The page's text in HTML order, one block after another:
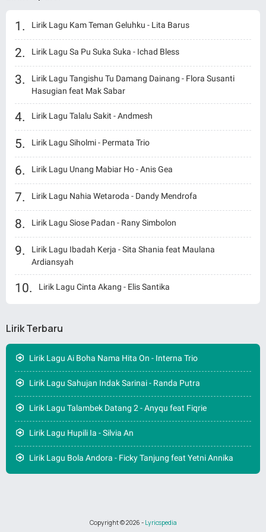
Lirik Lagu Kam Teman Geluhku - Lita Barus
Lirik Lagu Sa Pu Suka Suka - Ichad Bless
Lirik Lagu Tangishu Tu Damang Dainang - Flora Susanti
Hasugian feat Mak Sabar
Lirik Lagu Talalu Sakit - Andmesh
Lirik Lagu Siholmi - Permata Trio
Lirik Lagu Unang Mabiar Ho - Anis Gea
Lirik Lagu Nahia Wetaroda - Dandy Mendrofa
Lirik Lagu Siose Padan - Rany Simbolon
Lirik Lagu Ibadah Kerja - Sita Shania feat Maulana
Ardiansyah
Lirik Lagu Cinta Akang - Elis Santika
Lirik Terbaru
Lirik Lagu Ai Boha Nama Hita On - Interna Trio
Lirik Lagu Sahujan Indak Sarinai - Randa Putra
Lirik Lagu Talambek Datang 2 - Anyqu feat Fiqrie
Lirik Lagu Hupili Ia - Silvia An
Lirik Lagu Bola Andora - Ficky Tanjung feat Yetni Annika
Copyright ©2026 - Lyricspedia